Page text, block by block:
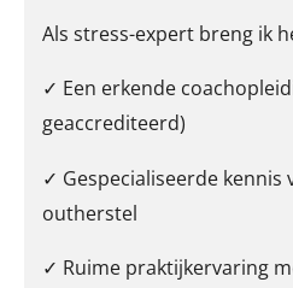
Als stress-expert breng ik
✓ Een erkende
geaccrediteerd)
✓ Gespecialiseerde kennis
outherstel
✓ Ruime praktijkervaring